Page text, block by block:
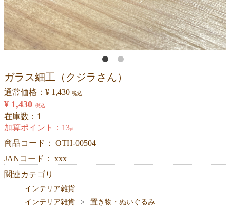
ガラス細工（クジラさん）
通常価格： ¥ 1,430 税込
¥ 1,430 税込
在庫数：1
加算ポイント： 13pt
商品コード： OTH-00504
JANコード： xxx
関連カテゴリ
インテリア雑貨
インテリア雑貨
置き物・ぬいぐるみ